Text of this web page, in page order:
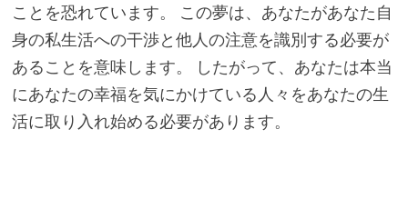
ことを恐れています。 この夢は、あなたがあなた自
身の私生活への干渉と他人の注意を識別する必要が
あることを意味します。 したがって、あなたは本当
にあなたの幸福を気にかけている人々をあなたの生
活に取り入れ始める必要があります。